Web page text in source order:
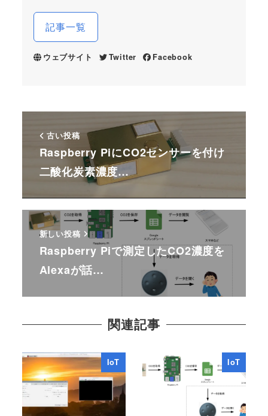
記事一覧
ウェブサイト Twitter Facebook
古い投稿
Raspberry PiにCO2センサーを付け
二酸化炭素濃度…
新しい投稿
Raspberry Piで測定したCO2濃度を
Alexaが話…
関連記事
IoT IoT